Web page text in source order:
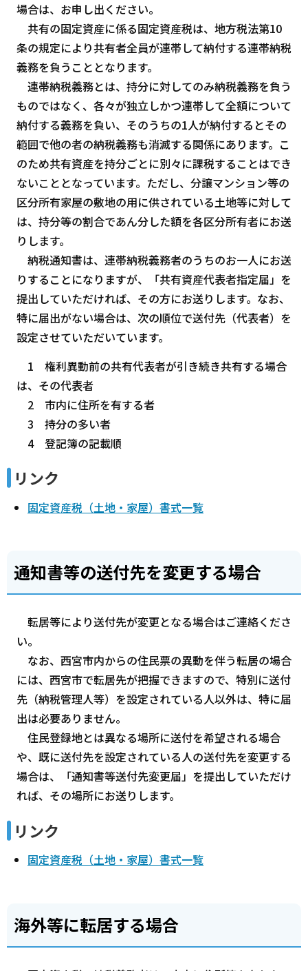
場合は、お申し出ください。
共有の固定資産に係る固定資産税は、地方税法第10
条の規定により共有者全員が連帯して納付する連帯納税
義務を負うこととなります。
連帯納税義務とは、持分に対してのみ納税義務を負う
ものではなく、各々が独立しかつ連帯して全額について
納付する義務を負い、そのうちの1人が納付するとその
範囲で他の者の納税義務も消滅する関係にあります。こ
のため共有資産を持分ごとに別々に課税することはでき
ないこととなっています。ただし、分譲マンション等の
区分所有家屋の敷地の用に供されている土地等に対して
は、持分等の割合であん分した額を各区分所有者にお送
りします。
納税通知書は、連帯納税義務者のうちのお一人にお送
りすることになりますが、「共有資産代表者指定届」を
提出していただければ、その方にお送りします。なお、
特に届出がない場合は、次の順位で送付先（代表者）を
設定させていただいています。
1 権利異動前の共有代表者が引き続き共有する場合
は、その代表者
2 市内に住所を有する者
3 持分の多い者
4 登記簿の記載順
リンク
固定資産税（土地・家屋）書式一覧
通知書等の送付先を変更する場合
転居等により送付先が変更となる場合はご連絡くださ
い。
なお、西宮市内からの住民票の異動を伴う転居の場合
には、西宮市で転居先が把握できますので、特別に送付
先（納税管理人等）を設定されている人以外は、特に届
出は必要ありません。
住民登録地とは異なる場所に送付を希望される場合
や、既に送付先を設定されている人の送付先を変更する
場合は、「通知書等送付先変更届」を提出していただけ
れば、その場所にお送りします。
リンク
固定資産税（土地・家屋）書式一覧
海外等に転居する場合